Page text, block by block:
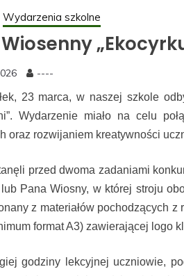
Wydarzenia szkolne
----
23 marca, w naszej szkole
Wydarzenie miało na celu
oraz rozwijaniem kreatywności
przed dwoma zadaniami
Pana Wiosny, w której stroju
z materiałów pochodzących
format A3) zawierającej logo
godziny lekcyjnej uczniowie,